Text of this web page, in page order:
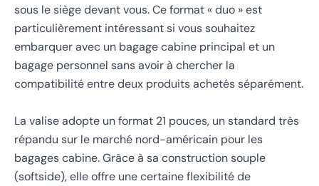
sous le siège devant vous. Ce format « duo » est
particulièrement intéressant si vous souhaitez
embarquer avec un bagage cabine principal et un
bagage personnel sans avoir à chercher la
compatibilité entre deux produits achetés séparément.
La valise adopte un format 21 pouces, un standard très
répandu sur le marché nord-américain pour les
bagages cabine. Grâce à sa construction souple
(softside), elle offre une certaine flexibilité de